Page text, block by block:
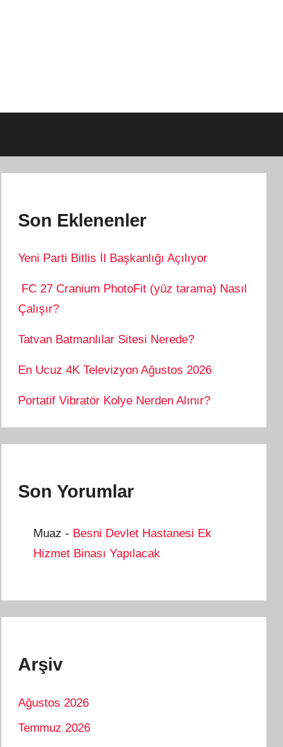
Son Eklenenler
Yeni Parti Bitlis İl Başkanlığı Açılıyor
FC 27 Cranium PhotoFit (yüz tarama) Nasıl
Çalışır?
Tatvan Batmanlılar Sitesi Nerede?
En Ucuz 4K Televizyon Ağustos 2026
Portatif Vibratör Kolye Nerden Alınır?
Son Yorumlar
Muaz - Besni Devlet Hastanesi Ek
Hizmet Binası Yapılacak
Arşiv
Ağustos 2026
Temmuz 2026